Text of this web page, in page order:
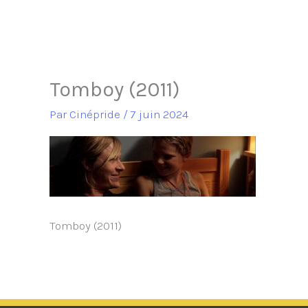
Tomboy (2011)
Par Cinépride / 7 juin 2024
Tomboy (2011)